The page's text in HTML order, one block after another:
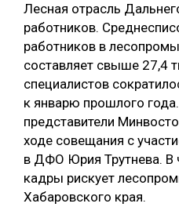
БИОЭНЕРГЕТИКА
ЛЕСОВОССТАНОВЛЕНИЕ И
ЛОГИСТИКА
ПРОИЗВОДСТВО ДРЕВЕСНЫХ
ЦБП
ЛЕСОПИЛЕНИЕ
ТЕМАТИЧЕСКИЕ ПРОЕКТЫ
ПОДБОРКИ СТАТЕЙ
Лесная отрасль
работников.
работников в
составляет свыше 27,4
специалистов
к январю прошлого
представители
ходе совещания с
в ДФО Юрия Трутнева. В
кадры рискует
Хабаровского края.